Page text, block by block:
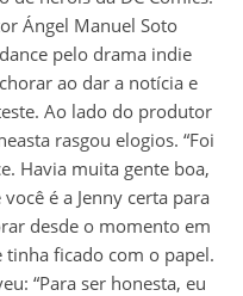
Ángel Manuel Soto
pelo drama indie
ao dar a notícia e
Ao lado do produtor
rasgou elogios. “Foi
Havia muita gente boa,
é a Jenny certa para
desde o momento em
ficado com o papel.
“Para ser honesta, eu